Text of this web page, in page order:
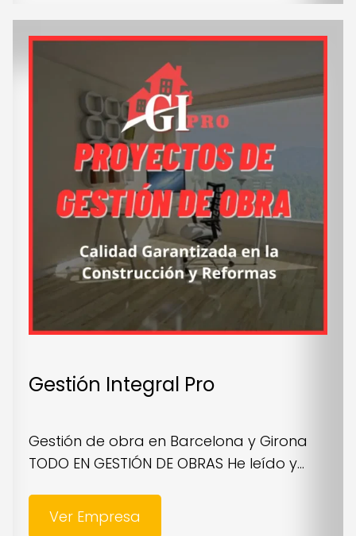
Gestión Integral Pro
Gestión de obra en Barcelona y Girona
TODO EN GESTIÓN DE OBRAS He leído y...
Ver Empresa